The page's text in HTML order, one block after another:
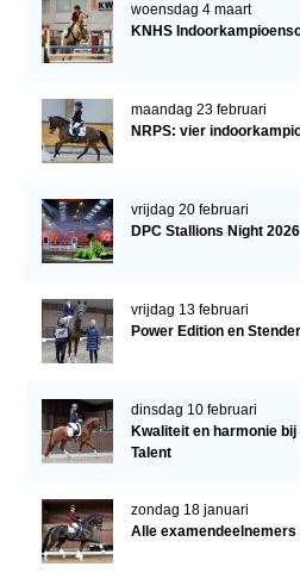
woensdag 4 maart
KNHS
maandag 23 februari
NRPS: vier
vrijdag 20 februari
DPC Stallions Night
vrijdag 13 februari
Power Edition en
dinsdag 10 februari
Kwaliteit en harmonie
Talent
zondag 18 januari
Alle examendeelnemers